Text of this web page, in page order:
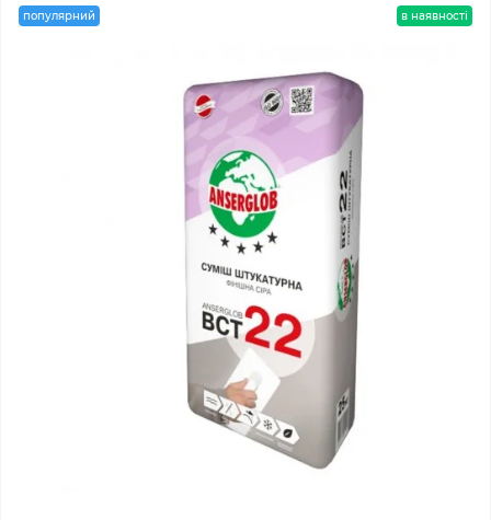
популярний в наявності